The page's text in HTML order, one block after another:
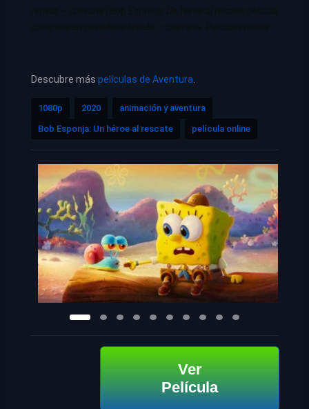
Descubre más películas de Aventura
1080p 2020
animación y aventura
Bob Esponja: Un héroe al rescate
película online
Ver
Película